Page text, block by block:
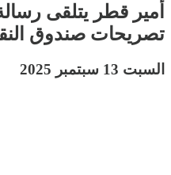
أمير قطر يتلقى
تصريحات صندوق
السبت 13 سبتمبر 2025